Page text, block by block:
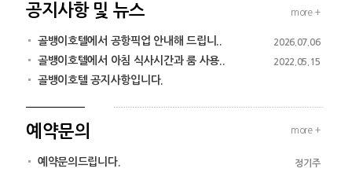
공지사항 및 뉴스 more +
골뱅이호텔에서 공항픽업 안내해 드립니.. 2026.07.06
골뱅이호텔에서 아침 식사시간과 룸 사용.. 2022.05.15
골뱅이호텔 공지사항입니다.
예약문의 more +
예약문의드립니다. 정기주